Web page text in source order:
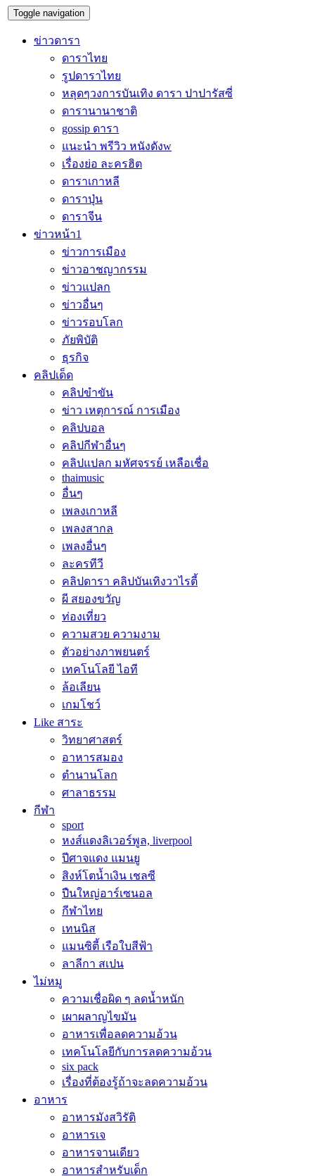
Toggle navigation
ข่าวดารา
ดาราไทย
รูปดาราไทย
หลุดๆวงการบันเทิง ดารา ปาปารัสซี่
ดารานานาชาติ
gossip ดารา
แนะนำ พรีวิว หนังดังw
เรื่องย่อ ละครฮิต
ดาราเกาหลี
ดาราปุ่น
ดาราจีน
ข่าวหน้า1
ข่าวการเมือง
ข่าวอาชญากรรม
ข่าวแปลก
ข่าวอื่นๆ
ข่าวรอบโลก
ภัยพิบัติ
ธุรกิจ
คลิปเด็ด
คลิปขำขัน
ข่าว เหตุการณ์ การเมือง
คลิปบอล
คลิปกีฬาอื่นๆ
คลิปแปลก มหัศจรรย์ เหลือเชื่อ
thaimusic
อื่นๆ
เพลงเกาหลี
เพลงสากล
เพลงอื่นๆ
ละครทีวี
คลิปดารา คลิปบันเทิงวาไรตี้
ผี สยองขวัญ
ท่องเที่ยว
ความสวย ความงาม
ตัวอย่างภาพยนตร์
เทคโนโลยี ไอที
ล้อเลียน
เกมโชว์
Like สาระ
วิทยาศาสตร์
อาหารสมอง
ตำนานโลก
ศาลาธรรม
กีฬา
sport
หงส์แดงลิเวอร์พูล, liverpool
ปีศาจแดง แมนยู
สิงห์โตน้ำเงิน เชลซี
ปืนใหญ่อาร์เซนอล
กีฬาไทย
เทนนิส
แมนซิตี้ เรือใบสีฟ้า
ลาลีกา สเปน
ไม่หมู
ความเชื่อผิด ๆ ลดน้ำหนัก
เผาผลาญไขมัน
อาหารเพื่อลดความอ้วน
เทคโนโลยีกับการลดความอ้วน
six pack
เรื่องที่ต้องรู้ถ้าจะลดความอ้วน
อาหาร
อาหารมังสวิรัติ
อาหารเจ
อาหารจานเดียว
อาหารสำหรับเด็ก